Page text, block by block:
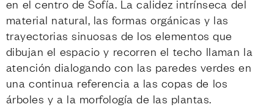
en el centro de Sofía. La calidez intrínseca del
material natural, las formas orgánicas y las
trayectorias sinuosas de los elementos que
dibujan el espacio y recorren el techo llaman la
atención dialogando con las paredes verdes en
una continua referencia a las copas de los
árboles y a la morfología de las plantas.